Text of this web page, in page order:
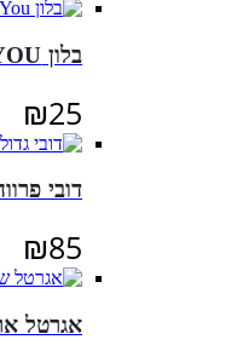
בלון I LOVE YOU
₪25
דובי
₪85
אגרטל ארובה